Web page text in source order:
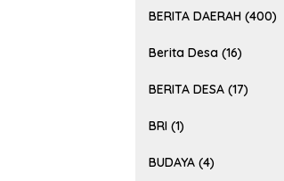
BERITA DAERAH (400)
Berita Desa (16)
BERITA DESA (17)
BRI (1)
BUDAYA (4)